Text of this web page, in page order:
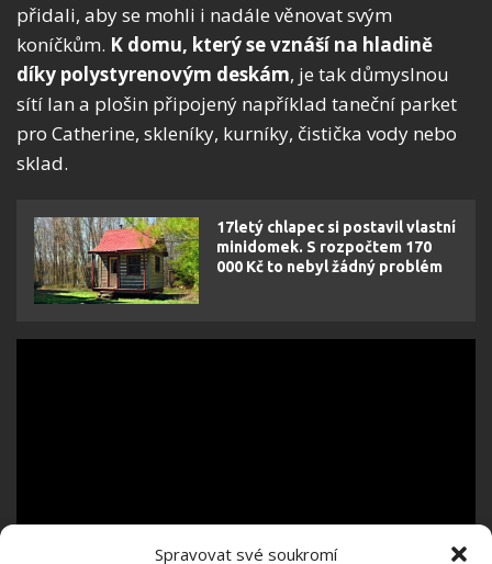
Spravovat své soukromí
přidali, aby se mohli i nadále věnovat svým
koníčkům. K domu, který se vznáší na hladině
díky polystyrenovým deskám, je tak důmyslnou
sítí lan a plošin připojený například taneční parket
pro Catherine, skleníky, kurníky, čistička vody nebo
sklad.
17letý chlapec si postavil vlastní
minidomek. S rozpočtem 170
000 Kč to nebyl žádný problém